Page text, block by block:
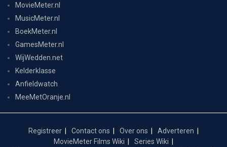
MovieMeter.nl
MusicMeter.nl
BoekMeter.nl
GamesMeter.nl
WijWedden.net
Kelderklasse
Anfieldwatch
MeeMetOranje.nl
Registreer Contact ons Over ons
Adverteren
MovieMeter Films Wiki
Series Wiki